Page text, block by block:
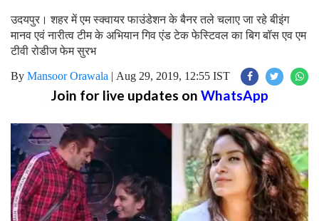
उदयपुर। शहर में एम स्क्वायर फाउंडेशन के बैनर तले चलाए जा रहे बीइंग
मानव एवं नारीत्व टीम के अभियान गिव एंड टेक फेस्टिवल का बिग बॉस एव एम
टीवी रोडीज फेम सुरभ
By Mansoor Orawala | Aug 29, 2019, 12:55 IST
Join for live updates on WhatsApp